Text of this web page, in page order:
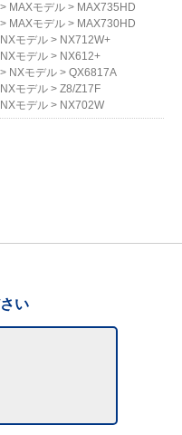
> MAXモデル > MAX735HD
> MAXモデル > MAX730HD
NXモデル > NX712W+
NXモデル > NX612+
> NXモデル > QX6817A
NXモデル > Z8/Z17F
NXモデル > NX702W
い